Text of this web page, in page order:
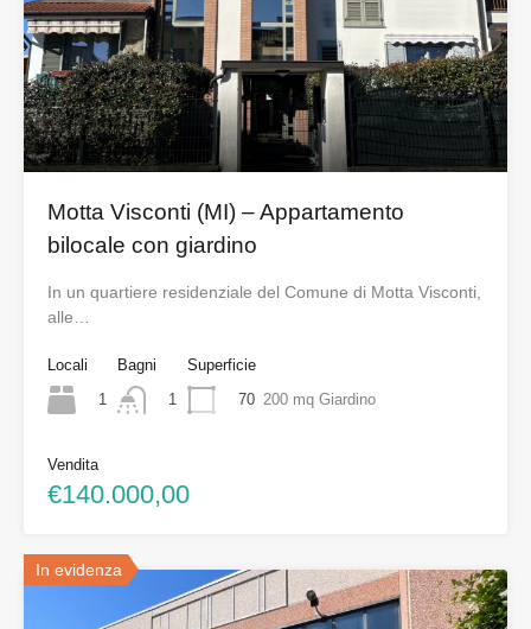
Motta Visconti (MI) – Appartamento
bilocale con giardino
In un quartiere residenziale del Comune di Motta Visconti,
alle…
Locali
1
Bagni
1
Superficie
70 200 mq Giardino
Vendita
€140.000,00
In evidenza